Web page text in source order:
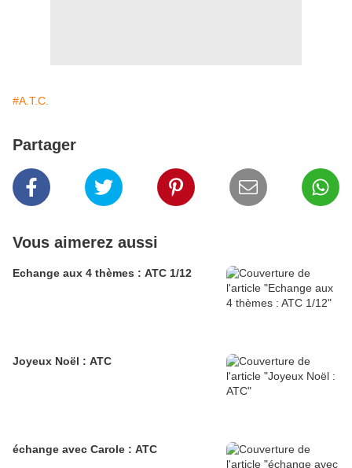
#A.T.C.
Partager
Vous aimerez aussi
Echange aux 4 thèmes : ATC 1/12
Joyeux Noël : ATC
échange avec Carole : ATC